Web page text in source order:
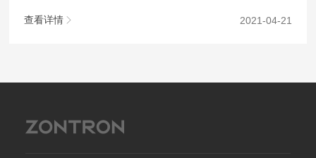
2021-04-21
查看详情